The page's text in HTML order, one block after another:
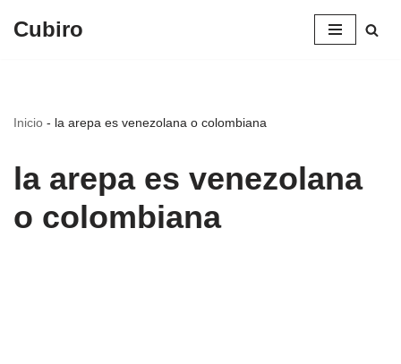
Cubiro
Inicio - la arepa es venezolana o colombiana
la arepa es venezolana
o colombiana